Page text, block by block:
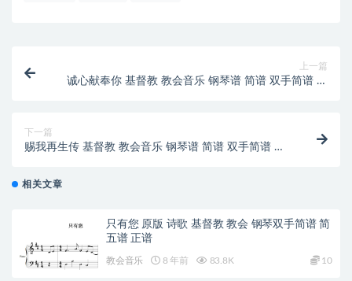
上一篇
诚心献奉你 基督教 教会音乐 钢琴谱 简谱 双手简谱 下
下一篇
赐我再生传 基督教 教会音乐 钢琴谱 简谱 双手简谱 下
相关文章
只有您 原版 诗歌 基督教 教会 钢琴双手简谱 简
五谱 正谱
教会音乐 8 年前 83.8K 10